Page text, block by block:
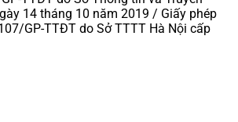
14 tháng 10 năm 2019 / Giấy phép
GP-TTĐT do Sở TTTT Hà Nội cấp